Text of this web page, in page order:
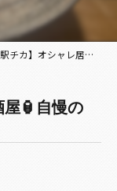
オシャレ居酒屋🏮自慢のお肉がコースでお得に‼️...
屋🏮自慢の